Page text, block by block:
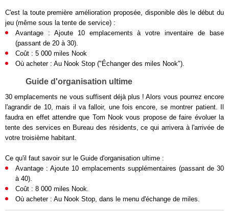
C'est la toute première amélioration proposée, disponible dès le début du
jeu (même sous la tente de service) :
Avantage : Ajoute 10 emplacements à votre inventaire de base
(passant de 20 à 30).
Coût : 5 000 miles Nook
Où acheter : Au Nook Stop ("Échanger des miles Nook").
Guide d'organisation ultime
30 emplacements ne vous suffisent déjà plus ! Alors vous pourrez encore
l'agrandir de 10, mais il va falloir, une fois encore, se montrer patient. Il
faudra en effet attendre que Tom Nook vous propose de faire évoluer la
tente des services en Bureau des résidents, ce qui arrivera à l'arrivée de
votre troisième habitant.
Ce qu'il faut savoir sur le Guide d'organisation ultime :
Avantage : Ajoute 10 emplacements supplémentaires (passant de 30
à 40).
Coût : 8 000 miles Nook.
Où acheter : Au Nook Stop, dans le menu d'échange de miles.